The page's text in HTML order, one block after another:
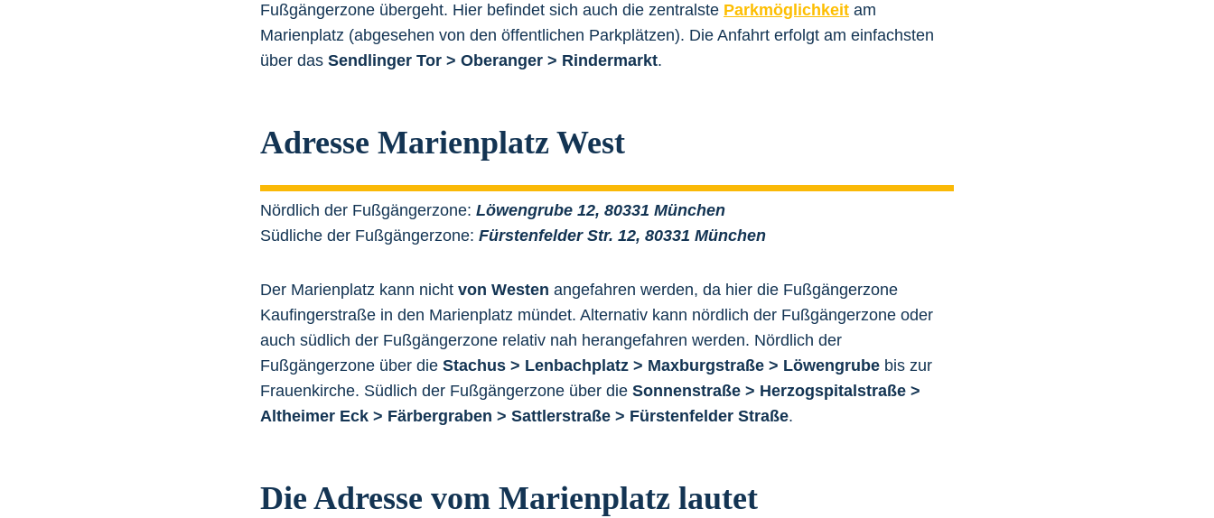
Fußgängerzone übergeht. Hier befindet sich auch die zentralste Parkmöglichkeit am
Marienplatz (abgesehen von den öffentlichen Parkplätzen). Die Anfahrt erfolgt am einfachsten
über das Sendlinger Tor > Oberanger > Rindermarkt.
Adresse Marienplatz West
Nördlich der Fußgängerzone: Löwengrube 12, 80331 München
Südliche der Fußgängerzone: Fürstenfelder Str. 12, 80331 München
Der Marienplatz kann nicht von Westen angefahren werden, da hier die Fußgängerzone
Kaufingerstraße in den Marienplatz mündet. Alternativ kann nördlich der Fußgängerzone oder
auch südlich der Fußgängerzone relativ nah herangefahren werden. Nördlich der
Fußgängerzone über die Stachus > Lenbachplatz > Maxburgstraße > Löwengrube bis zur
Frauenkirche. Südlich der Fußgängerzone über die Sonnenstraße > Herzogspitalstraße >
Altheimer Eck > Färbergraben > Sattlerstraße > Fürstenfelder Straße.
Die Adresse vom Marienplatz lautet